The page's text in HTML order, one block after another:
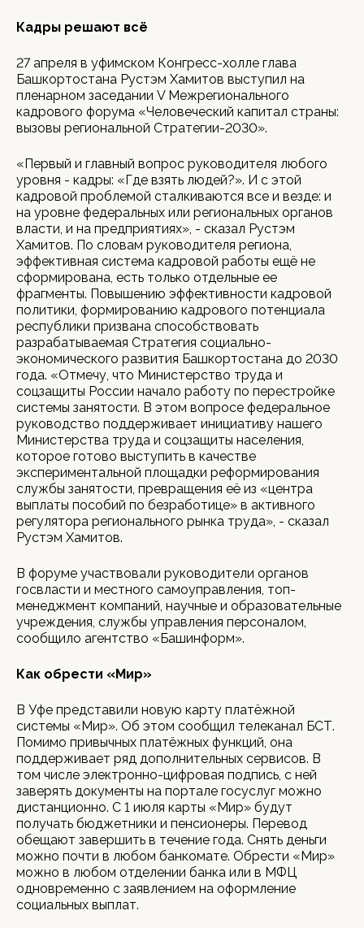
Кадры решают всё
27 апреля в уфимском Конгресс-холле глава
Башкортостана Рустэм Хамитов выступил на
пленарном заседании V Межрегионального
кадрового форума «Человеческий капитал страны:
вызовы региональной Стратегии-2030».
«Первый и главный вопрос руководителя любого
уровня - кадры: «Где взять людей?». И с этой
кадровой проблемой сталкиваются все и везде: и
на уровне федеральных или региональных органов
власти, и на предприятиях», - сказал Рустэм
Хамитов. По словам руководителя региона,
эффективная система кадровой работы ещё не
сформирована, есть только отдельные ее
фрагменты. Повышению эффективности кадровой
политики, формированию кадрового потенциала
республики призвана способствовать
разрабатываемая Стратегия социально-
экономического развития Башкортостана до 2030
года. «Отмечу, что Министерство труда и
соцзащиты России начало работу по перестройке
системы занятости. В этом вопросе федеральное
руководство поддерживает инициативу нашего
Министерства труда и соцзащиты населения,
которое готово выступить в качестве
экспериментальной площадки реформирования
службы занятости, превращения её из «центра
выплаты пособий по безработице» в активного
регулятора регионального рынка труда», - сказал
Рустэм Хамитов.
В форуме участвовали руководители органов
госвласти и местного самоуправления, топ-
менеджмент компаний, научные и образовательные
учреждения, службы управления персоналом,
сообщило агентство «Башинформ».
Как обрести «Мир»
В Уфе представили новую карту платёжной
системы «Мир». Об этом сообщил телеканал БСТ.
Помимо привычных платёжных функций, она
поддерживает ряд дополнительных сервисов. В
том числе электронно-цифровая подпись, с ней
заверять документы на портале госуслуг можно
дистанционно. С 1 июля карты «Мир» будут
получать бюджетники и пенсионеры. Перевод
обещают завершить в течение года. Снять деньги
можно почти в любом банкомате. Обрести «Мир»
можно в любом отделении банка или в МФЦ
одновременно с заявлением на оформление
социальных выплат.